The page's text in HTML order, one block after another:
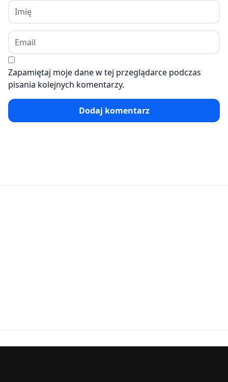
Zapamiętaj moje dane w tej przeglądarce podczas
pisania kolejnych komentarzy.
Dodaj komentarz